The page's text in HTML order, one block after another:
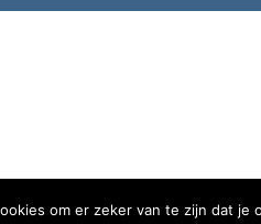
om er zeker van te zijn dat